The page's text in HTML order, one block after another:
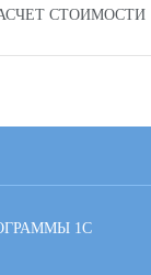
СТОИМОСТИ
1С